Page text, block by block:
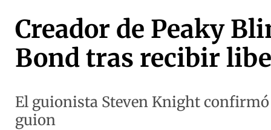
Creador de Peaky
Bond tras recibir
El guionista Steven Knight confirmó
guion